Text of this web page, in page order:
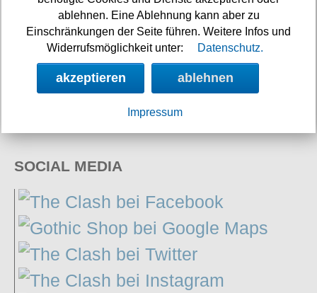
Hilfe
Neuigkeiten
SOCIAL MEDIA
ablehnen. Eine Ablehnung kann aber zu
Einschränkungen der Seite führen. Weitere Infos und
Widerrufsmöglichkeit unter:
Datenschutz.
akzeptieren ablehnen
Impressum